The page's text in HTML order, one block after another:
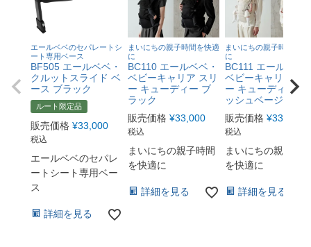
エールベベのセパレートシ
ート専用ベース
BF505 エールベベ・
クルットスライド ベ
ース ブラック
ルート限定品
販売価格 ¥33,000
税込
エールベベのセパレ
ートシート専用ベー
ス
詳細を見る
まいにちの親子時間を快適
に
BC110 エールベベ・
ベビーキャリア スリ
ー キューディー ブ
ラック
販売価格 ¥33,000
税込
まいにちの親子時間
を快適に
詳細を見る
まいにちの親子時間を快
に
BC111 エールベベ
ベビーキャリア ス
ー キューディー ア
ッシュベージュ
販売価格 ¥33,000
税込
まいにちの親子時
を快適に
詳細を見る